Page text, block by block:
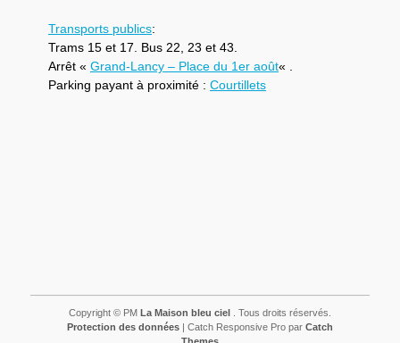
Transports publics:
Trams 15 et 17. Bus 22, 23 et 43.
Arrêt « Grand-Lancy – Place du 1er août« .
Parking payant à proximité : Courtillets
Copyright © PM La Maison bleu ciel
. Tous droits réservés.
Protection des données | Catch Responsive Pro par Catch